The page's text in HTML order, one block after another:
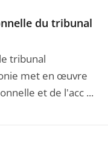
du tribunal
tribunal
met en œuvre
et de l'acc ...